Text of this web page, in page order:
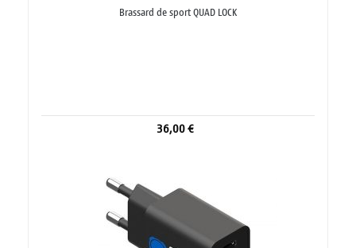
Brassard de sport QUAD LOCK
36,00 €